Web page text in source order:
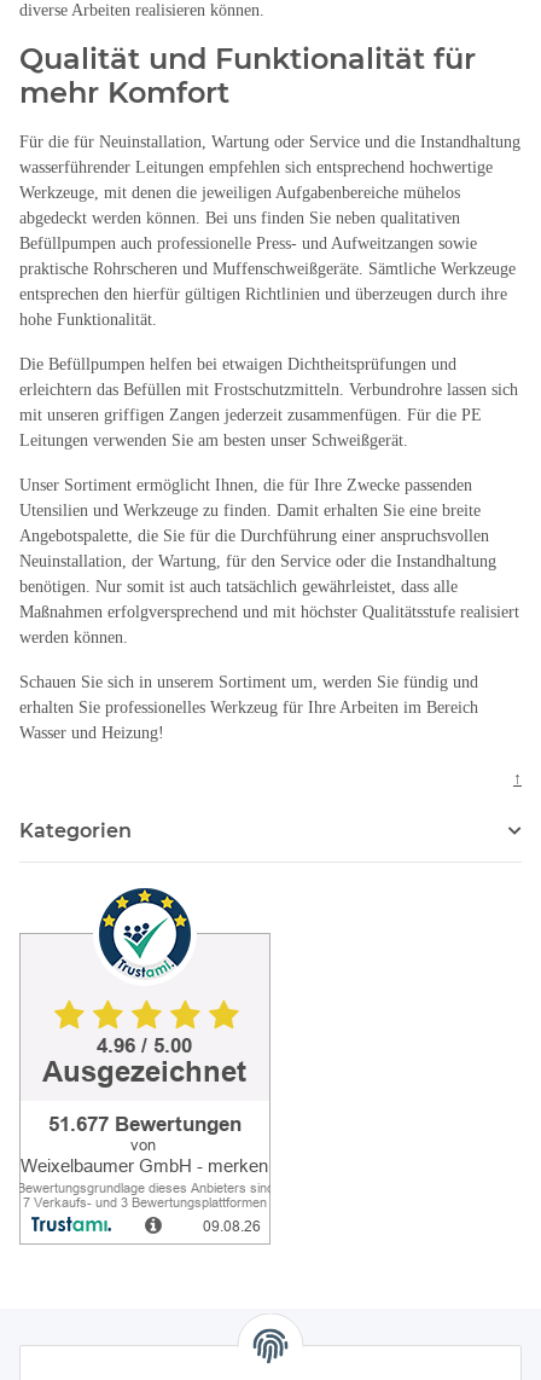
diverse Arbeiten realisieren können.
Qualität und Funktionalität für
mehr Komfort
Für die für Neuinstallation, Wartung oder Service und die Instandhaltung
wasserführender Leitungen empfehlen sich entsprechend hochwertige
Werkzeuge, mit denen die jeweiligen Aufgabenbereiche mühelos
abgedeckt werden können. Bei uns finden Sie neben qualitativen
Befüllpumpen auch professionelle Press- und Aufweitzangen sowie
praktische Rohrscheren und Muffenschweißgeräte. Sämtliche Werkzeuge
entsprechen den hierfür gültigen Richtlinien und überzeugen durch ihre
hohe Funktionalität.
Die Befüllpumpen helfen bei etwaigen Dichtheitsprüfungen und
erleichtern das Befüllen mit Frostschutzmitteln. Verbundrohre lassen sich
mit unseren griffigen Zangen jederzeit zusammenfügen. Für die PE
Leitungen verwenden Sie am besten unser Schweißgerät.
Unser Sortiment ermöglicht Ihnen, die für Ihre Zwecke passenden
Utensilien und Werkzeuge zu finden. Damit erhalten Sie eine breite
Angebotspalette, die Sie für die Durchführung einer anspruchsvollen
Neuinstallation, der Wartung, für den Service oder die Instandhaltung
benötigen. Nur somit ist auch tatsächlich gewährleistet, dass alle
Maßnahmen erfolgversprechend und mit höchster Qualitätsstufe realisiert
werden können.
Schauen Sie sich in unserem Sortiment um, werden Sie fündig und
erhalten Sie professionelles Werkzeug für Ihre Arbeiten im Bereich
Wasser und Heizung!
↑
Kategorien